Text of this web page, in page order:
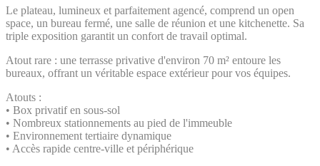
Le plateau, lumineux et parfaitement agencé, comprend un open
space, un bureau fermé, une salle de réunion et une kitchenette. Sa
triple exposition garantit un confort de travail optimal.
Atout rare : une terrasse privative d'environ 70 m² entoure les
bureaux, offrant un véritable espace extérieur pour vos équipes.
Atouts :
• Box privatif en sous-sol
• Nombreux stationnements au pied de l'immeuble
• Environnement tertiaire dynamique
• Accès rapide centre-ville et périphérique